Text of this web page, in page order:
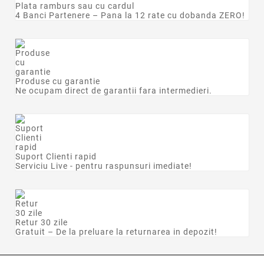
Plata ramburs sau cu cardul
4 Banci Partenere – Pana la 12 rate cu dobanda ZERO!
Produse cu garantie
Ne ocupam direct de garantii fara intermedieri.
Suport Clienti rapid
Serviciu Live - pentru raspunsuri imediate!
Retur 30 zile
Gratuit – De la preluare la returnarea in depozit!